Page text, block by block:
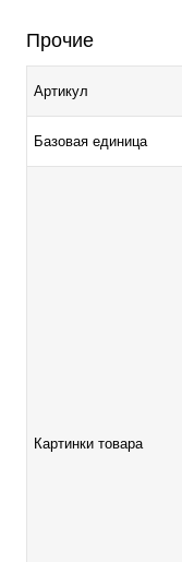
Прочие
Артикул
Базовая единица
Картинки товара